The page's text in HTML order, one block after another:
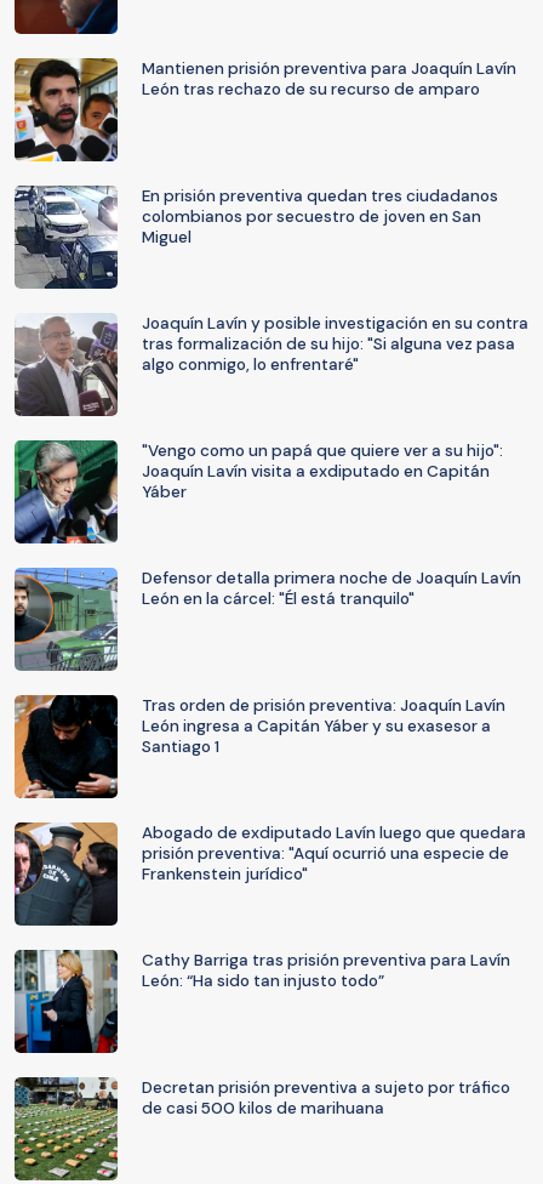
Mantienen prisión preventiva para Joaquín Lavín
León tras rechazo de su recurso de amparo
En prisión preventiva quedan tres ciudadanos
colombianos por secuestro de joven en San
Miguel
Joaquín Lavín y posible investigación en su contra
tras formalización de su hijo: "Si alguna vez pasa
algo conmigo, lo enfrentaré"
"Vengo como un papá que quiere ver a su hijo":
Joaquín Lavín visita a exdiputado en Capitán
Yáber
Defensor detalla primera noche de Joaquín Lavín
León en la cárcel: "Él está tranquilo"
Tras orden de prisión preventiva: Joaquín Lavín
León ingresa a Capitán Yáber y su exasesor a
Santiago 1
Abogado de exdiputado Lavín luego que quedara
prisión preventiva: "Aquí ocurrió una especie de
Frankenstein jurídico"
Cathy Barriga tras prisión preventiva para Lavín
León: “Ha sido tan injusto todo”
Decretan prisión preventiva a sujeto por tráfico
de casi 500 kilos de marihuana